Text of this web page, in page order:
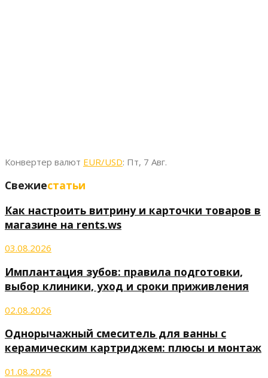
Конвертер валют EUR/USD: Пт, 7 Авг.
Свежиестатьи
Как настроить витрину и карточки товаров в
магазине на rents.ws
03.08.2026
Имплантация зубов: правила подготовки,
выбор клиники, уход и сроки приживления
02.08.2026
Однорычажный смеситель для ванны с
керамическим картриджем: плюсы и монтаж
01.08.2026